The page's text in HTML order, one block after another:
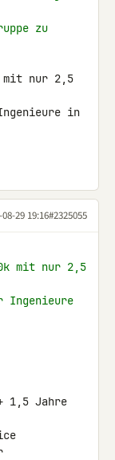
zu
mit nur 2,5
in
29 19:16#2325055
mit nur 2,5
1,5 Jahre